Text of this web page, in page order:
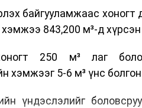
байгууламжаас хоногт
843,200 м³-д
250 м³ лаг
хэмжээг 5-6 м³ үнс
үндэслэлийг